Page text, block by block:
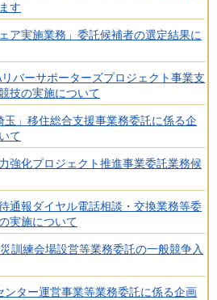
す
ア実施業務」委託候補者の選定結果に
リバーサポーターズプロジェクト事業支
技の実施について
」移住総合支援事業務委託に係る企
て
強化プロジェクト推進事業委託業務候
通報ダイヤル電話相談・交換業務等委
実施について
訓練会場設営等業務委託の一般競争入
ター運営事業等業務委託に係る企画